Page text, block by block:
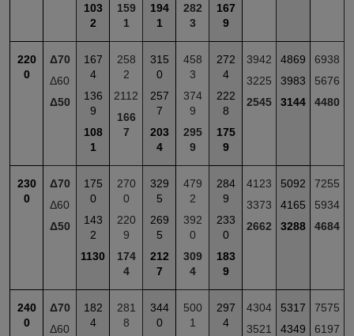
103
2
159
1
194
1
282
3
167
9
220
0
Δ70
Δ60
Δ50
167
4
136
9
108
1
258
2
2112
166
7
315
0
257
7
203
4
458
3
374
9
295
9
272
4
222
8
175
9
3942
3225
2545
4869
3983
3144
6938
5676
4480
230
0
Δ70
Δ60
Δ50
175
0
143
2
1130
270
0
220
9
174
4
329
5
269
5
212
7
479
2
392
0
309
4
284
9
233
0
183
9
4123
3373
2662
5092
4165
3288
7255
5934
4684
240
0
Δ70
Δ60
182
4
281
8
344
0
500
1
297
4
4304
3521
5317
4349
7575
6197